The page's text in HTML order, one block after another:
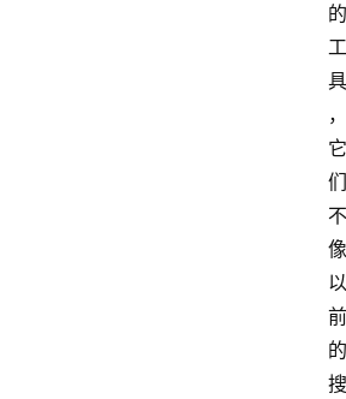
的
工
具
，
它
们
不
像
以
前
的
搜